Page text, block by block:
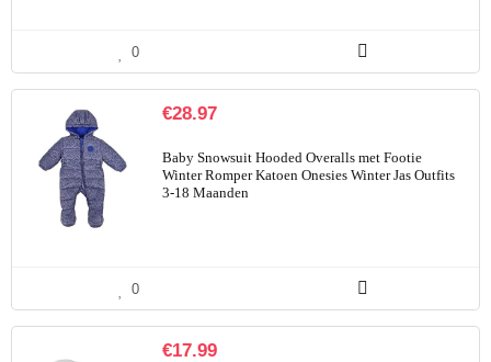
0
€28.97
Baby Snowsuit Hooded Overalls met Footie
Winter Romper Katoen Onesies Winter Jas Outfits
3-18 Maanden
0
€17.99